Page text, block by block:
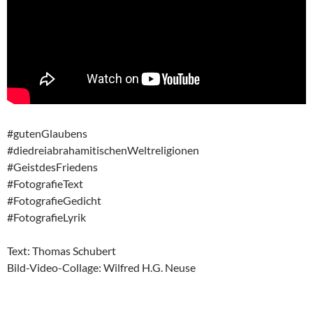
#gutenGlaubens
#diedreiabrahamitischenWeltreligionen
#GeistdesFriedens
#FotografieText
#FotografieGedicht
#FotografieLyrik
Text: Thomas Schubert
Bild-Video-Collage: Wilfred H.G. Neuse